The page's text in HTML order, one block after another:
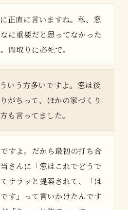
正直に言いますね。私、窓
に重要だと思ってなかった
間取りに必死で。
いう方多いですよ。窓は後
がちって、ほかの家づくり
も言ってました。
すよ。だから最初の打ち合
さんに「窓はこれでどうで
サラッと提案されて、「は
す」って言いかけたんです